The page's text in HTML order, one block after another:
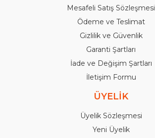
Mesafeli Satış Sözleşmesi
Ödeme ve Teslimat
Gizlilik ve Güvenlik
Garanti Şartları
İade ve Değişim Şartları
İletişim Formu
ÜYELİK
Üyelik Sözleşmesi
Yeni Üyelik